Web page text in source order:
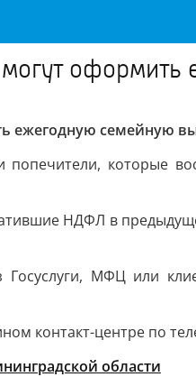
ежегодную семейную
попечители, которые
НДФЛ в
МФЦ или
контакт-центре по
области